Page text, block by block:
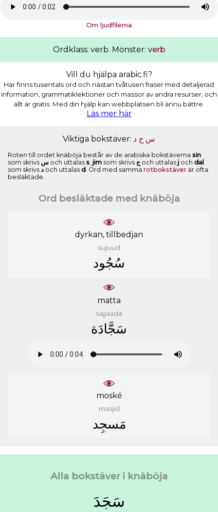
Om ljudfilerna
Ordklass: verb. Mönster: verb
Vill du hjälpa arabic.fi?
Här finns tusentals ord och nästan tvåtusen fraser med detaljerad
information, grammatiklektioner och massor av andra resurser, och
allt är gratis. Med din hjälp kan webbplatsen bli ännu bättre.
Läs mer här
Viktiga bokstäver: ﺱ ﺝ ﺩ
Roten till ordet knäböja består av de arabiska bokstäverna sin
som skrivs ﺱ och uttalas s, jim som skrivs ﺝ och uttalas j och dal
som skrivs ﺩ och uttalas d. Ord med samma rotbokstäver är ofta
besläktade.
Ord besläktade med knäböja
dyrkan, tillbedjan
sujuud
ﺳُﺠُﻮﺩ
matta
sajjaada
ﺳَﺠَّﺎﺩَﺓ
moské
masjid
ﻣَﺴﺠِﺪ
Alla bokstäver i knäböja
ﺳَﺠَﺪَ